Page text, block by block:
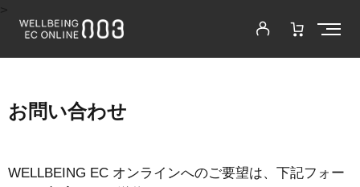
お問い合わせ
WELLBEING EC オンラインへのご要望は、下記フォー